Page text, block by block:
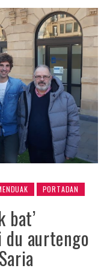
PORTADAN
bat’
aurtengo